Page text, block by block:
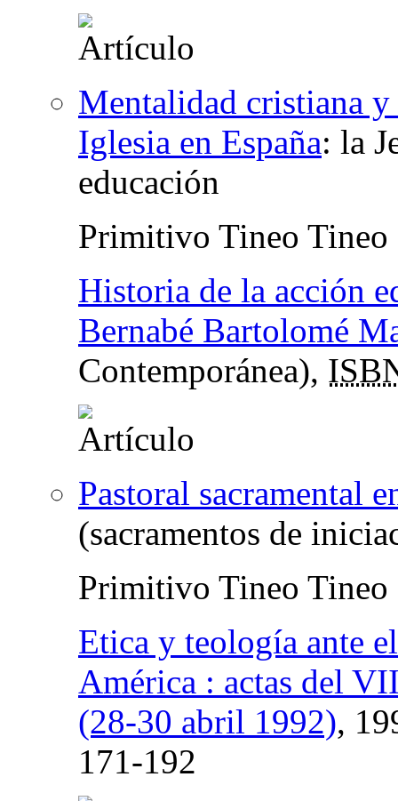
Mentalidad cristiana y
Iglesia en España: la
educación
Primitivo Tineo Tineo
Historia de la acción
Bernabé Bartolomé
Contemporánea),
Pastoral sacramental
(sacramentos de
Primitivo Tineo Tineo
Etica y teología ante
América : actas del
(28-30 abril 1992),
171-192